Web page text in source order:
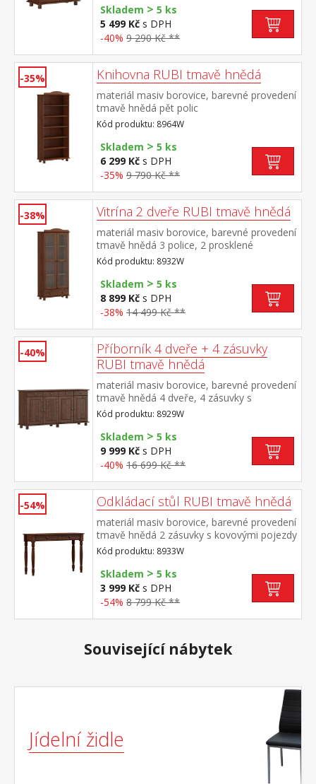
Skladem > 5 ks
5 499 Kč s DPH
-40% 9 290 Kč **
-35% Knihovna RUBI tmavě hnědá
materiál masiv borovice, barevné provedení
tmavě hnědá pět polic
Kód produktu: 8964W
Skladem > 5 ks
6 299 Kč s DPH
-35% 9 790 Kč **
-38% Vitrína 2 dveře RUBI tmavě hnědá
materiál masiv borovice, barevné provedení
tmavě hnědá 3 police, 2 prosklené
dveře široká zásuvka s kovovými pojezdy
Kód produktu: 8932W
Skladem > 5 ks
8 899 Kč s DPH
-38% 14 499 Kč **
-40%
Příborník 4 dveře + 4 zásuvky
RUBI tmavě hnědá
materiál masiv borovice, barevné provedení
tmavě hnědá 4 dveře, 4 zásuvky s
kovovými pojezdy, 2 police
Kód produktu: 8929W
Skladem > 5 ks
9 999 Kč s DPH
-40% 16 699 Kč **
-54% Odkládací stůl RUBI tmavě hnědá
materiál masiv borovice, barevné provedení
tmavě hnědá 2 zásuvky s kovovými pojezdy
Kód produktu: 8933W
Skladem > 5 ks
3 999 Kč s DPH
-54% 8 799 Kč **
Související nábytek
Jídelní židle